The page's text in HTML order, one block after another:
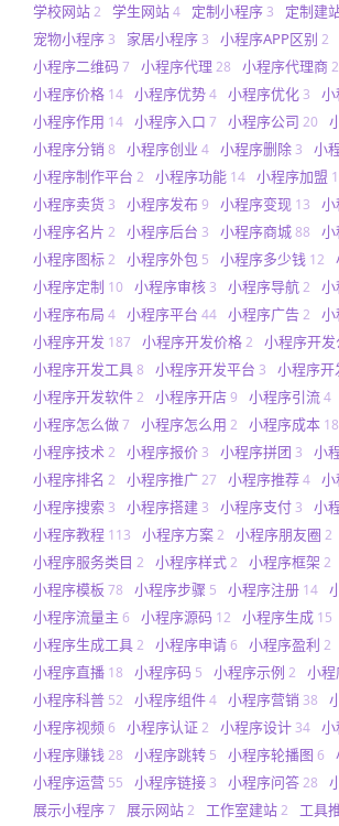
学校网站2 学生网站4 定制小程序 3 定制建
宠物小程序 3 家居小程序 3 小程序APP区别 2
小程序二维码7 小程序代理 28 小程序代理商2
小程序价格 14 小程序优势4 小程序优化 3 小
小程序作用 14 小程序入口 7 小程序公司 20
小程序分销 8 小程序创业 4 小程序删除 3 小
小程序制作平台 2 小程序功能 14 小程序加盟
小程序卖货 3 小程序发布9 小程序变现 13 小
小程序名片 2 小程序后台 3 小程序商城88 小
小程序图标2 小程序外包 5 小程序多少钱 12
小程序定制 10 小程序审核 3 小程序导航2 小
小程序布局 4 小程序平台 44 小程序广告2 小
小程序开发 187 小程序开发价格2 小程序开发
小程序开发工具8 小程序开发平台 3 小程序开
小程序开发软件2 小程序开店9 小程序引流4
小程序怎么做7 小程序怎么用 2 小程序成本 18
小程序技术2 小程序报价 3 小程序拼团 3 小
小程序排名 2 小程序推广27 小程序推荐4 小
小程序搜索 3 小程序搭建 3 小程序支付 3 小
小程序教程 113 小程序方案2 小程序朋友圈 2
小程序服务类目 2 小程序样式2 小程序框架 2
小程序模板 78 小程序步骤 5 小程序注册 14
小程序流量主 6 小程序源码 12 小程序生成 15
小程序生成工具2 小程序申请6 小程序盈利 2
小程序直播 18 小程序码 5 小程序示例 2 小程
小程序科普 52 小程序组件4 小程序营销 38
小程序视频6 小程序认证2 小程序设计 34 小
小程序赚钱28 小程序跳转 5 小程序轮播图 6
小程序运营 55 小程序链接 3 小程序问答28
展示小程序7 展示网站2 工作室建站2 工具